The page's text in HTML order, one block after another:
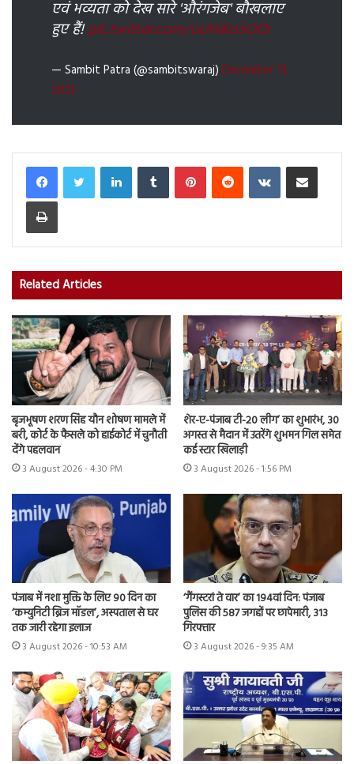
एवं भव्यता को देख सारे 'औरंगजेब' बौखलाए
हुए हैं!pic.twitter.com/uUHiKo5OOi
— Sambit Patra (@sambitswaraj) December 13,
2021
LinkedInTumblr PinterestReddit VKontakteShare via Email
Print
Related Articles
बृजभूषण शरण सिंह यौन शोषण मामले में
बरी, कोर्ट के फैसले को हाईकोर्ट में चुनौती
देंगे पहलवान
3 August 2026 - 4:30 PM
शेर-ए-पंजाब टी-20 लीग’ का शुभारंभ, 30
अगस्त से मैदान में उतरेंगे शुभमन गिल समेत
कई स्टार खिलाड़ी
3 August 2026 - 1:56 PM
पंजाब में नशा मुक्ति के लिए 90 दिन का
‘कम्युनिटी ब्रिज मॉडल’, अस्पताल से घर
तक जारी रहेगा इलाज
3 August 2026 - 10:53 AM
‘गैंगस्टरां ते वार’ का 194वां दिन: पंजाब
पुलिस की 587 जगहों पर छापेमारी, 313
गिरफ्तार
3 August 2026 - 9:35 AM